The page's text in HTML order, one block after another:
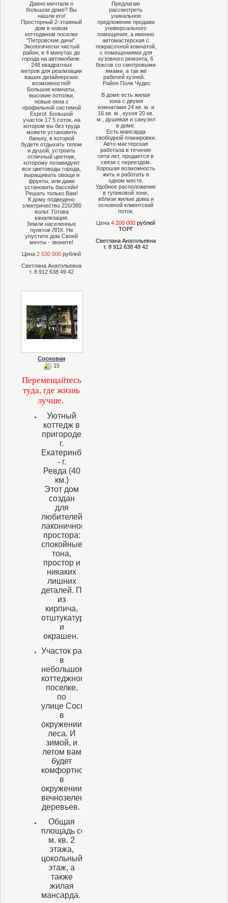
Давно мечтали о
большом доме? Вы
нашли его!
Просторный 2-этажный
дом в новом
коттеджном поселке
"Петровские дачи".
Экологически чистый
район, в 4 минутах до
города на автомобиле.
248 квадратных
метров для реализации
ваших дизайнерских
возможностей!
Большие комнаты,
высокие потолки,
новые окна с
профильной системой
Exprof. Большой
участок 17.5 соток, на
котором вы без труда
можете установить
баньку, в которой
будете отдыхать телом
и душой, устроить
отличный цветник,
которому позавидуют
все цветоводы города,
выращивать овощи и
фрукты, или даже
установить бассейн!
Решать только Вам!
К дому подведено
электричество 220/380
вольт. Готова
канализация.
Земли населенных
пунктов ЛПХ. Не
упустите дом Своей
мечты - звоните!
Цена 2 530 000 рублей
Светлана Анатольевна
т. 8 912 638 49 42
Предлагаю
рассмотреть
уникальное
предложение продажи
универсального
помещения, а именно
автомастерская с
покрасочной комнатой,
с помещениями для
кузовного ремонта, 6
боксов со смотровыми
ямами, а так же
рабочей кузней.
Район Поле Чудес
В доме есть жилая
зона с двумя
комнатами 24 кв. м. и
16 кв. м., кухня 20 кв.
м., душевая и санузел
в доме.
Есть мансарда
свободной планировки.
Авто-мастерская
работала в течение
пяти лет, продается в
связи с переездом.
Хорошая возможность
жить и работать в
одном месте.
Удобное расположение
в тупиковой зоне,
вблизи жилые дома и
основной клиентский
поток.
Цена 4 200 000 рублей
ТОРГ
Светлана Анатольевна
т. 8 912 638 49 42
Сосновая
15
Перемещайтесь
туда, где жизнь
лучше.
Уютный
коттедж в
пригороде
г.
Екатеринбурга
- г.
Ревда (40
км.)
Этот дом
создан
для
любителей
лаконичной архитектуры и
простора:
спокойные
тона,
простор и
никаких
лишних
деталей. Построен
из
кирпича,
отштукатурен
и
окрашен.
Участок расположен
в
небольшом
коттеджном
поселке,
по
улице Сосновая,
в
окружении
леса. И
зимой, и
летом вам
будет
комфортно
в
окружении
вечнозеленых
деревьев.
Общая
площадь составляет 350
м. кв. 2
этажа,
цокольный
этаж, а
также
жилая
мансарда.